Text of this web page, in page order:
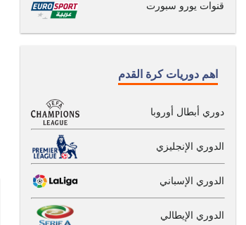
قنوات يورو سبورت
اهم دوريات كرة القدم
دوري أبطال أوروبا
الدوري الإنجليزي
الدوري الإسباني
الدوري الإيطالي